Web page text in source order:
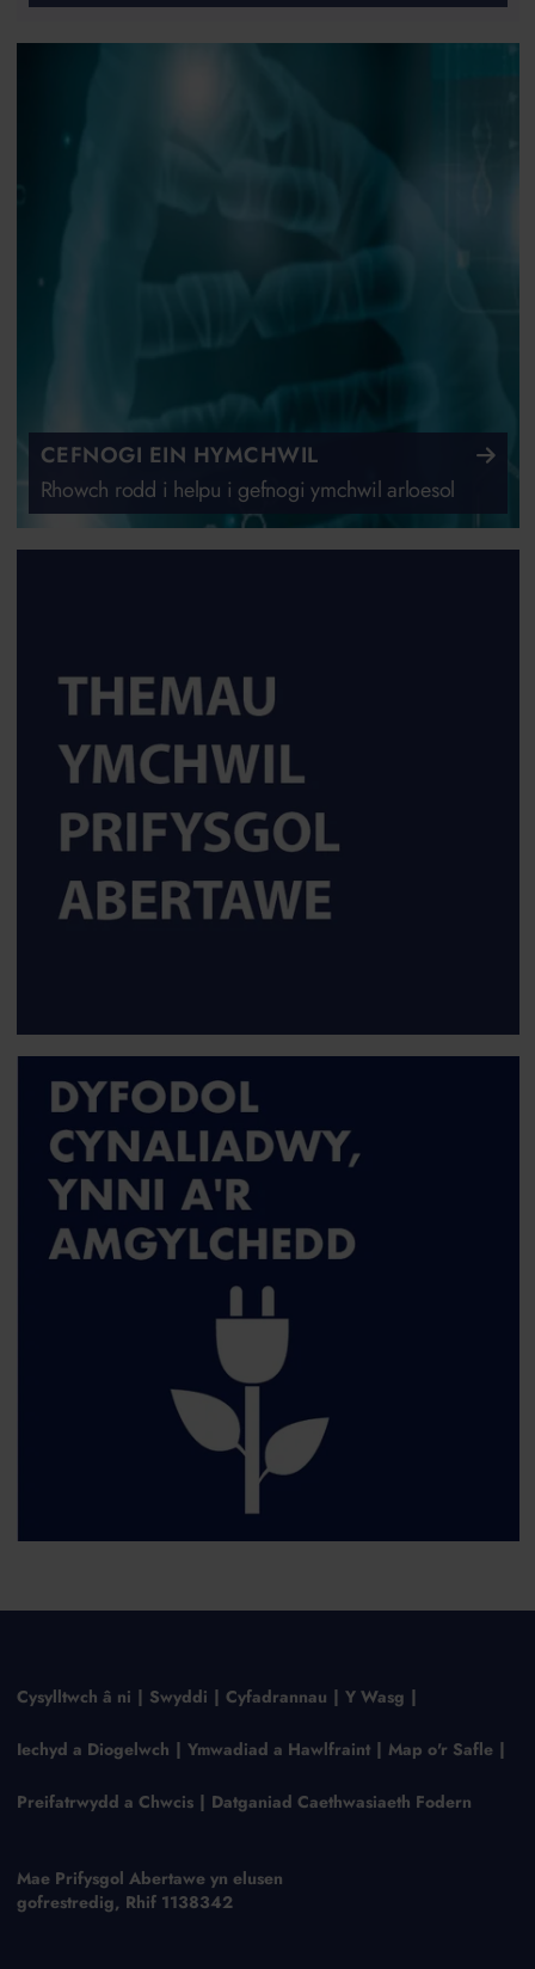
CEFNOGI EIN HYMCHWIL
Rhowch rodd i helpu i gefnogi ymchwil arloesol
Cysylltwch â ni Swyddi Cyfadrannau Y Wasg
Iechyd a Diogelwch Ymwadiad a Hawlfraint Map o'r Safle
Preifatrwydd a Chwcis Datganiad Caethwasiaeth Fodern
Mae Prifysgol Abertawe yn elusen
gofrestredig, Rhif 1138342